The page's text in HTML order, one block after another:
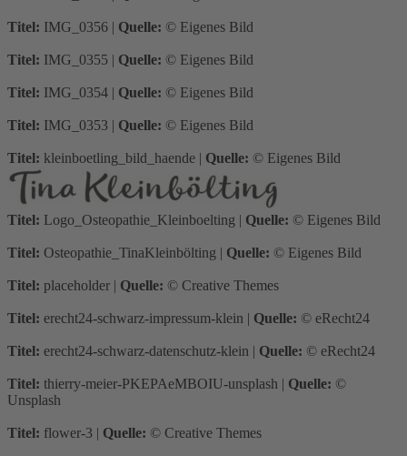
Titel: IMG_0356 | Quelle: © Eigenes Bild
Titel: IMG_0355 | Quelle: © Eigenes Bild
Titel: IMG_0354 | Quelle: © Eigenes Bild
Titel: IMG_0353 | Quelle: © Eigenes Bild
Titel: kleinboetling_bild_haende | Quelle: © Eigenes Bild
Titel: Logo_Osteopathie_Kleinboelting | Quelle: © Eigenes Bild
Titel: Osteopathie_TinaKleinbölting | Quelle: © Eigenes Bild
Titel: placeholder | Quelle: © Creative Themes
Titel: erecht24-schwarz-impressum-klein | Quelle: © eRecht24
Titel: erecht24-schwarz-datenschutz-klein | Quelle: © eRecht24
Titel: thierry-meier-PKEPAeMBOIU-unsplash | Quelle: ©
Unsplash
Titel: flower-3 | Quelle: © Creative Themes